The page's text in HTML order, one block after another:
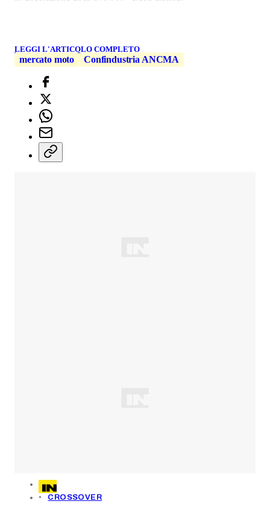
LEGGI L'ARTICOLO COMPLETO
mercato moto Confindustria ANCMA
CROSSOVER